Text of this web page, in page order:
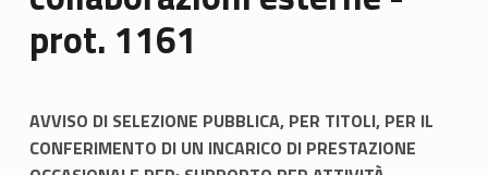
prot. 1161
AVVISO DI SELEZIONE PUBBLICA, PER TITOLI, PER IL
CONFERIMENTO DI UN INCARICO DI PRESTAZIONE